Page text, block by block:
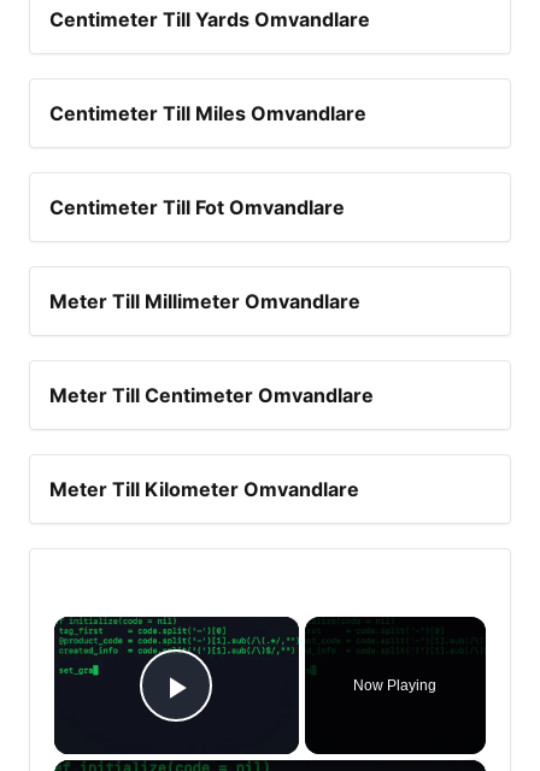
Centimeter Till Yards Omvandlare
Centimeter Till Miles Omvandlare
Centimeter Till Fot Omvandlare
Meter Till Millimeter Omvandlare
Meter Till Centimeter Omvandlare
Meter Till Kilometer Omvandlare
×
Play Video
Now Playing